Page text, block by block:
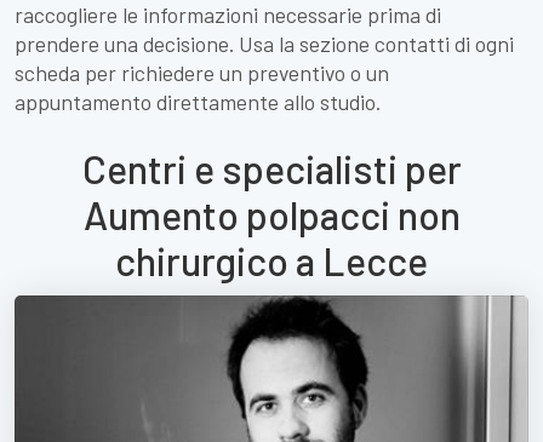
raccogliere le informazioni necessarie prima di
prendere una decisione. Usa la sezione contatti di ogni
scheda per richiedere un preventivo o un
appuntamento direttamente allo studio.
Centri e specialisti per
Aumento polpacci non
chirurgico a Lecce